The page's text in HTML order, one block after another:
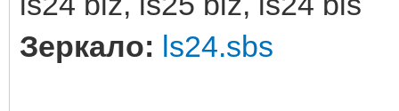
Зеркало: ls24.sbs